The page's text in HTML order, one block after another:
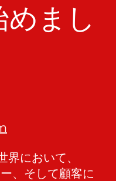
まし
において、
、そして顧客に